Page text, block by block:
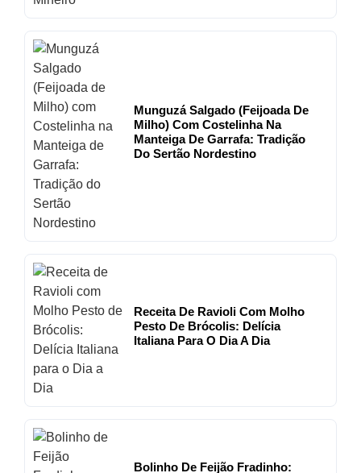
Munguzá Salgado (Feijoada De
Milho) Com Costelinha Na
Manteiga De Garrafa: Tradição
Do Sertão Nordestino
Receita De Ravioli Com Molho
Pesto De Brócolis: Delícia
Italiana Para O Dia A Dia
Bolinho De Feijão Fradinho: